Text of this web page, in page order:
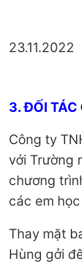
23.11.2022
3. ĐỐI TÁC
Công ty
với Trường
chương
các em
Thay mặt
Hùng gởi